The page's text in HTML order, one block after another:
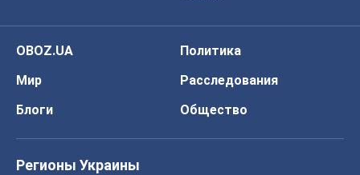
OBOZ.UA
Политика
Мир
Расследования
Блоги
Общество
Регионы Украины